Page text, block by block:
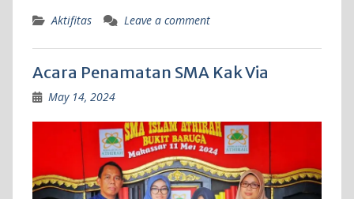
Aktifitas Leave a comment
Acara Penamatan SMA Kak Via
May 14, 2024